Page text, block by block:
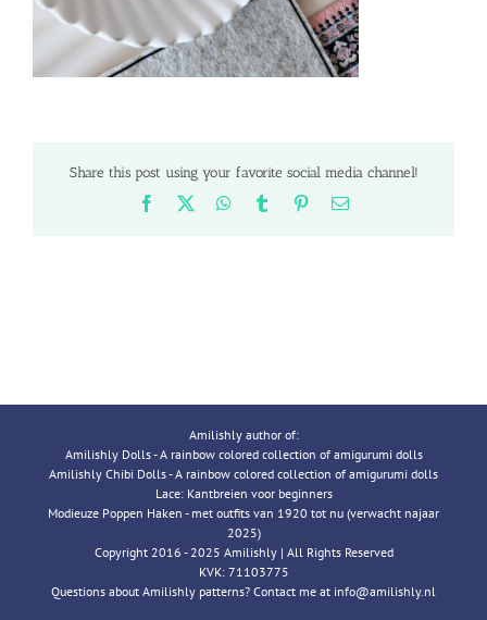
Share this post using your favorite social media channel!
Facebook WhatsApp
Tumblr PinterestEmail
Amilishly author of:
Amilishly Dolls - A rainbow colored collection of amigurumi dolls
Amilishly Chibi Dolls - A rainbow colored collection of amigurumi dolls
Lace: Kantbreien voor beginners
Modieuze Poppen Haken - met outfits van 1920 tot nu (verwacht najaar
2025)
Copyright 2016 - 2025 Amilishly | All Rights Reserved
KVK: 71103775
Questions about Amilishly patterns? Contact me at info@amilishly.nl